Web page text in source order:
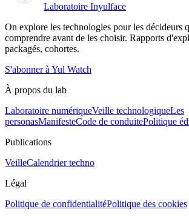
Laboratoire Inyulface
On explore les technologies pour les décideurs
comprendre avant de les choisir. Rapports
packagés, cohortes.
S'abonner à Yul Watch
À propos du lab
Laboratoire numériqueVeille technologiqueLes
personasManifesteCode de conduitePolitique
Publications
VeilleCalendrier techno
Légal
Politique de confidentialitéPolitique des cookies